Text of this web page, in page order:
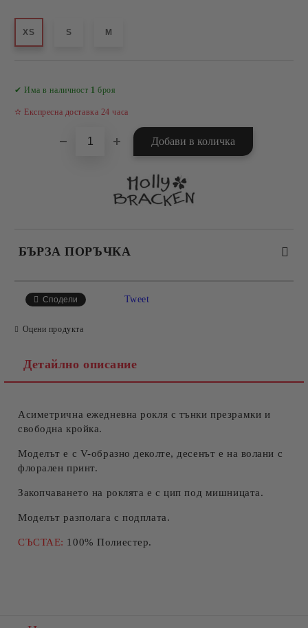
XS S M
✔ Има в наличност 1 броя
✫ Експресна доставка 24 часа
БЪРЗА ПОРЪЧКА
Съгласен съм сПолитиката за лични данни
Ние ще се свържем с вас в рамките на работния ден.
Сподели Tweet
Оцени продукта
Детайлно описание
Асиметрична ежедневна рокля с тънки презрамки и
свободна кройка.
Моделът е с V-образно деколте, десенът е на волани с
флорален принт.
Закопчаването на роклята е с цип под мишницата.
Моделът разполага с подплата.
СЪСТАЕ: 100% Полиестер.